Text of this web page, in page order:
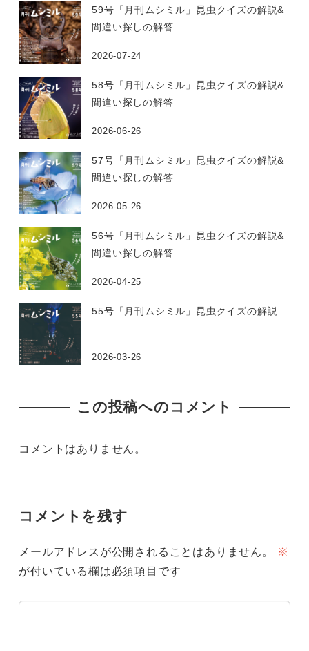
59号「月刊ムシミル」昆虫クイズの解説&
間違い探しの解答
2026-07-24
58号「月刊ムシミル」昆虫クイズの解説&
間違い探しの解答
2026-06-26
57号「月刊ムシミル」昆虫クイズの解説&
間違い探しの解答
2026-05-26
56号「月刊ムシミル」昆虫クイズの解説&
間違い探しの解答
2026-04-25
55号「月刊ムシミル」昆虫クイズの解説
2026-03-26
この投稿へのコメント
コメントはありません。
コメントを残す
メールアドレスが公開されることはありません。
※
が付いている欄は必須項目です